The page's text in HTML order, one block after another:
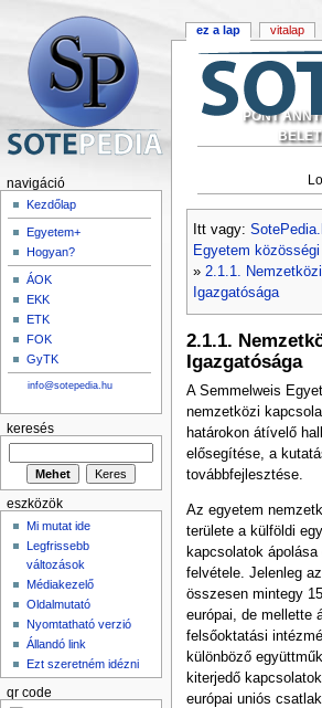
PONT
Itt vagy:
Egyetem
» 2.1.1.
Igazgatósága
2.1.1.
Igazgatósága
A Semmelweis
nemzetközi
határokon átívelő
elősegítése, a
továbbfejlesztése.
Az egyetem
területe a külföldi
kapcsolatok
felvétele. Jelenleg
összesen mintegy
európai, de mellette
felsőoktatási
különböző
kiterjedő
európai uniós
ez a lap vitalap
navigáció
Kezdőlap
Egyetem+
Hogyan?
ÁOK
EKK
ETK
FOK
GyTK
info@sotepedia.hu
keresés
eszközök
Mi mutat ide
Legfrissebb
változások
Médiakezelő
Oldalmutató
Nyomtatható verzió
Állandó link
Ezt szeretném idézni
qr code